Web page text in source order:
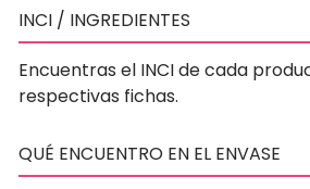
INCI / INGREDIENTES
Encuentras el INCI de cada
respectivas fichas.
QUÉ ENCUENTRO EN EL ENVASE